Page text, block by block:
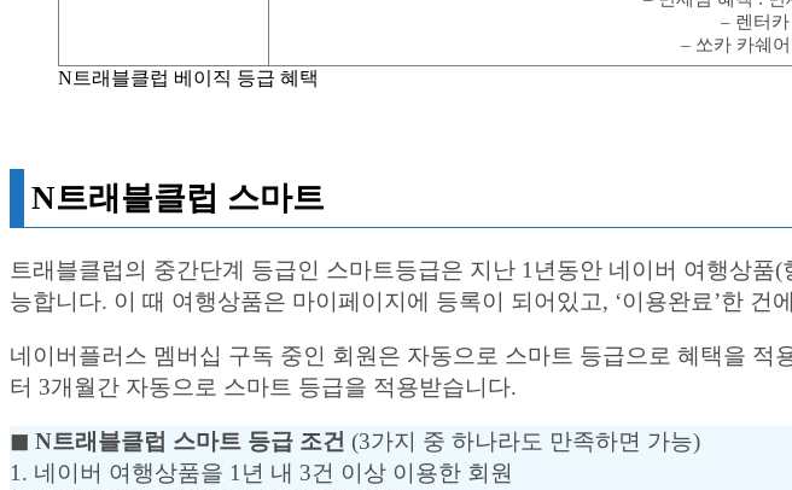
– 렌터
– 쏘카 카쉐
N트래블클럽 베이직 등급 혜택
N트래블클럽 스마트
트래블클럽의 중간단계 등급인 스마트등급은 지난 1년동안 네이버 여행상
능합니다. 이 때 여행상품은 마이페이지에 등록이 되어있고, ‘이용완료’한 건
네이버플러스 멤버십 구독 중인 회원은 자동으로 스마트 등급으로 혜택을
터 3개월간 자동으로 스마트 등급을 적용받습니다.
◼︎ N트래블클럽 스마트 등급 조건 (3가지 중 하나라도 만족하면 가능)
1. 네이버 여행상품을 1년 내 3건 이상 이용한 회원